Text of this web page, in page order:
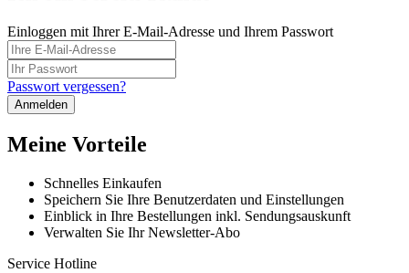
Einloggen mit Ihrer E-Mail-Adresse und Ihrem Passwort
Passwort vergessen?
Anmelden
Meine Vorteile
Schnelles Einkaufen
Speichern Sie Ihre Benutzerdaten und Einstellungen
Einblick in Ihre Bestellungen inkl. Sendungsauskunft
Verwalten Sie Ihr Newsletter-Abo
Service Hotline